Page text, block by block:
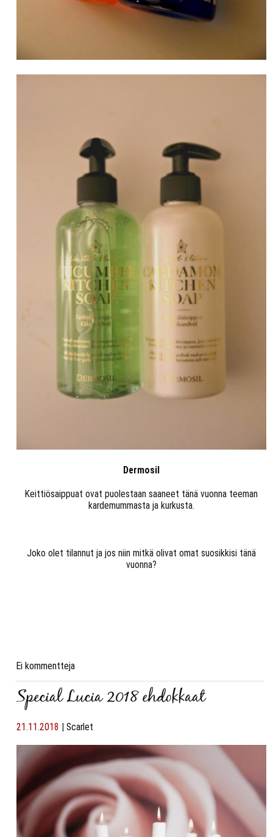
Dermosil
Keittiösaippuat ovat puolestaan saaneet tänä vuonna teeman
kardemummasta ja kurkusta.
Joko olet tilannut ja jos niin mitkä olivat omat suosikkisi tänä
vuonna?
Ei kommentteja
Special Lucia 2018 ehdokkaat
21.11.2018 | Scarlet